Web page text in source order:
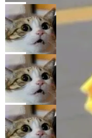
“启蒙老师”。 而今年，恰
年。FFmpeg 社区最终选
字，留下了这份纪念。 雷
数字电视技术方向的博士
频技...
编写程序，目标是完成电
列表的数据匹配 —— 一项
务，最终却产生了 180 万
超出原定预算 860%。 更
最终并未成功落地，而高
达 5 个月，公司直到财务
意味着一个无人看管的 AI
里日夜不停地"烧钱"。 复
e CEO Clément
没有拐弯抹角。他说中国
且按目前的速度，中国 AI
2027 年就能追上美国前
ngue 把原因归结为一件
AI 开发者在一个共享和协
而美国模型厂商在"闭门造
ding in silos"——各自为战
断从他嘴里说出来分量不
全球最大的开源 AI 平台
型。谁在开源赛道上领先
局
当 AI agent 把源码变成
统，开发者工具必须开源
五年前，David
一个问题：你写过什么给
乎都是没有。工程师们整
序给别人用。偶尔有人自
家居控制、家庭实验室，
aw 是 Shelley 的作者，
nt。他最近在博客上写了
简单：开发者工具必须开
局
DeepSeek Harness 宣
网最大规模开源 Agent
一条内测招募帖，发出去
会变成一场开源 Agent
DeepSeek Harness 团队
i）在 X 上发帖： 「如果
局
商汤 SenseNova